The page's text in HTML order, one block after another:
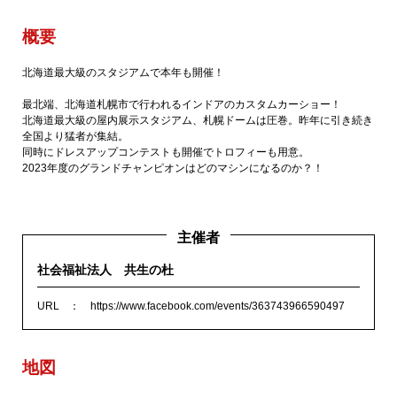
概要
北海道最大級のスタジアムで本年も開催！
​最北端、北海道札幌市で行われるインドアのカスタムカーショー！
北海道最大級の屋内展示スタジアム、札幌ドームは圧巻。昨年に引き続き
全国より猛者が集結。
同時にドレスアップコンテストも開催でトロフィーも用意。
2023年度のグランドチャンピオンはどのマシンになるのか？！
主催者
社会福祉法人 共生の杜
URL https://www.facebook.com/events/363743966590497
地図